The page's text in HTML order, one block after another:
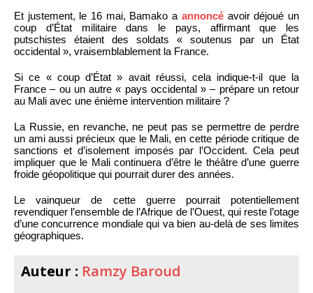
Et justement, le 16 mai, Bamako a annoncéavoir déjoué un
coup d’État militaire dans le pays, affirmant que les
putschistes étaient des soldats « soutenus par un État
occidental », vraisemblablement la France.
Si ce « coup d’État » avait réussi, cela indique-t-il que la
France – ou un autre « pays occidental » – prépare un retour
au Mali avec une énième intervention militaire ?
La Russie, en revanche, ne peut pas se permettre de perdre
un ami aussi précieux que le Mali, en cette période critique de
sanctions et d’isolement imposés par l’Occident. Cela peut
impliquer que le Mali continuera d’être le théâtre d’une guerre
froide géopolitique qui pourrait durer des années.
Le vainqueur de cette guerre pourrait potentiellement
revendiquer l’ensemble de l’Afrique de l’Ouest, qui reste l’otage
d’une concurrence mondiale qui va bien au-delà de ses limites
géographiques.
Auteur : Ramzy Baroud